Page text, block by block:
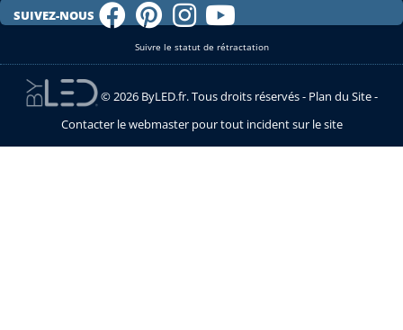
SUIVEZ-NOUS
Suivre le statut de rétractation
© 2026 ByLED.fr. Tous droits réservés - Plan du Site-
Contacter le webmaster pour tout incident sur le site